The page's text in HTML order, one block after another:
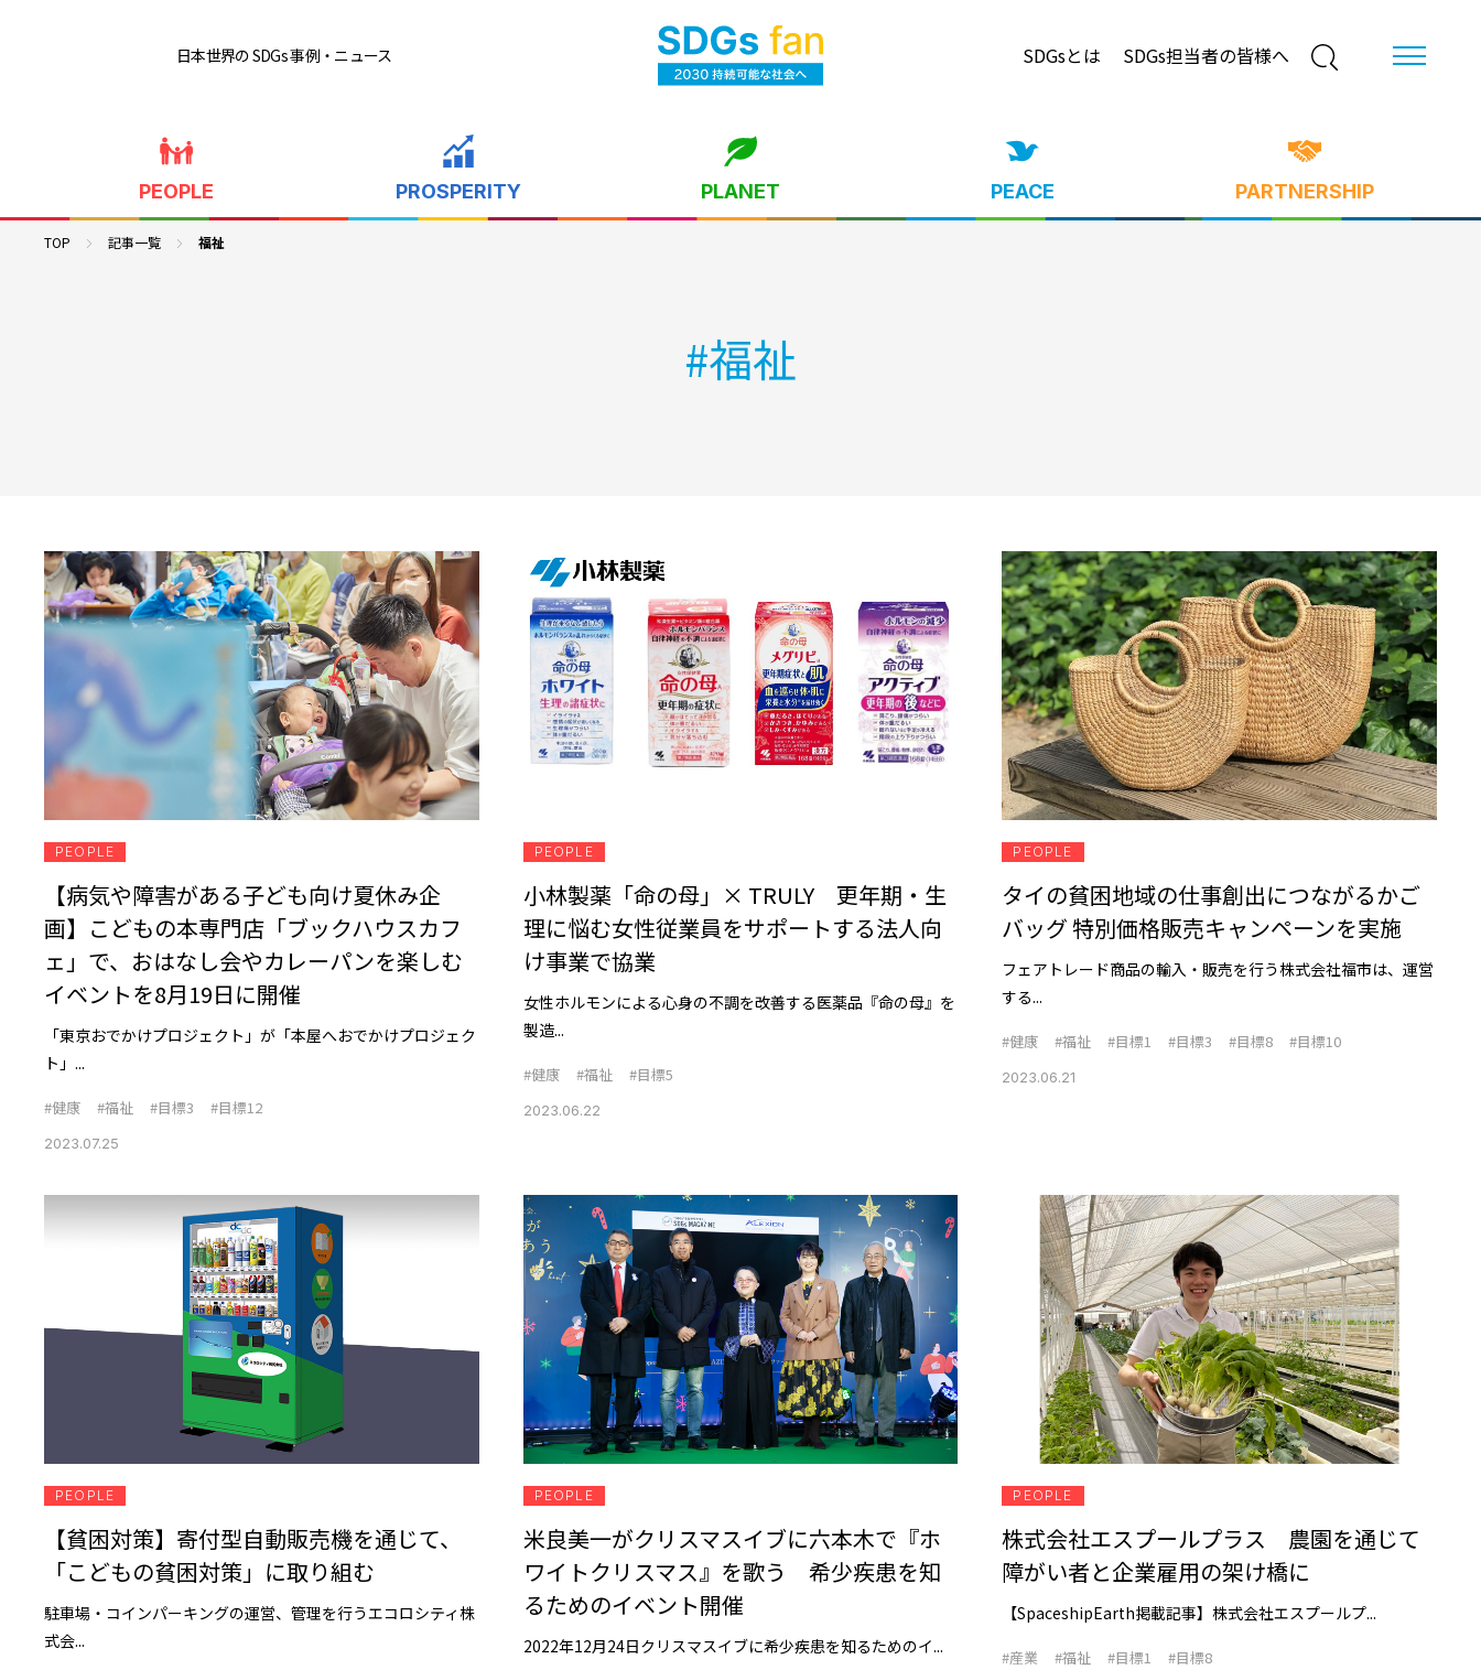
日本世界の SDGs 事例・ニュース SDGsとは SDGs担当者の皆様へ
PEOPLE PROSPERITY PLANET PEACE PARTNERSHIP
TOP 記事一覧 福祉
#福祉
PEOPLE
【病気や障害がある子ども向け夏休み企
画】こどもの本専門店「ブックハウスカフ
ェ」で、おはなし会やカレーパンを楽しむ
イベントを8月19日に開催
「東京おでかけプロジェクト」が「本屋へおでかけプロジェク
ト」...
#健康 #福祉 #目標3 #目標12
2023.07.25
PEOPLE
小林製薬「命の母」× TRULY 更年期・生
理に悩む女性従業員をサポートする法人向
け事業で協業
女性ホルモンによる心身の不調を改善する医薬品『命の母』を
製造...
#健康 #福祉 #目標5
2023.06.22
PEOPLE
タイの貧困地域の仕事創出につながるかご
バッグ 特別価格販売キャンペーンを実施
フェアトレード商品の輸入・販売を行う株式会社福市は、運営
する...
#健康 #福祉 #目標1 #目標3 #目標8 #目標10
2023.06.21
PEOPLE
【貧困対策】寄付型自動販売機を通じて、
「こどもの貧困対策」に取り組む
駐車場・コインパーキングの運営、管理を行うエコロシティ株
式会...
PEOPLE
米良美一がクリスマスイブに六本木で『ホ
ワイトクリスマス』を歌う 希少疾患を知
るためのイベント開催
2022年12月24日クリスマスイブに希少疾患を知るためのイ...
PEOPLE
株式会社エスプールプラス 農園を通じて
障がい者と企業雇用の架け橋に
【SpaceshipEarth掲載記事】株式会社エスプールプ...
#産業 #福祉 #目標1 #目標8